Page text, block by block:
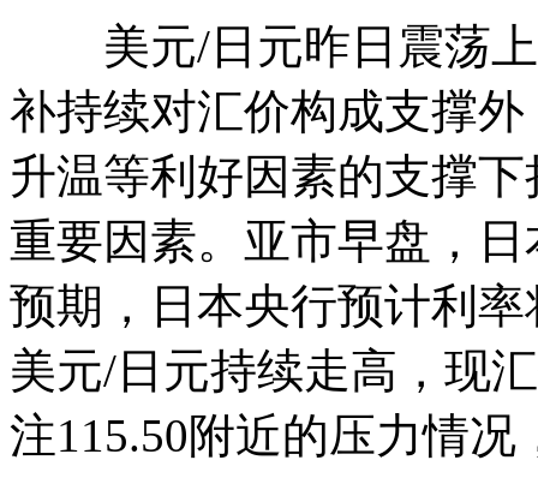
美元/日元昨日震荡上
补持续对汇价构成支撑
升温等利好因素的支撑
重要因素。亚市早盘，
预期，日本央行预计利
美元/日元持续走高，现
注115.50附近的压力情